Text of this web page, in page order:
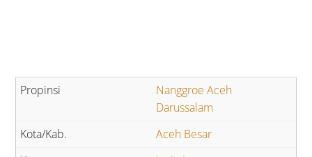
Nanggroe Aceh
Darussalam
Aceh Besar